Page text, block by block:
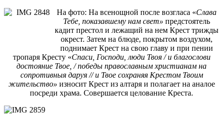
На фото: На всенощной после возгласа «Слава
Тебе, показавшему нам свет» предстоятель
кадит престол и лежащий на нем Крест трижды
окрест. Затем на блюде, покрытом воздухом,
поднимает Крест на свою главу и при пении
тропаря Кресту «Спаси, Господи, люди Твоя / и благослови
достояние Твое, / победы православным христианам на
сопротивныя даруя // и Твое сохраняя Крестом Твоим
жительство» износит Крест из алтаря и полагает на аналое
посреди храма. Совершается целование Креста.